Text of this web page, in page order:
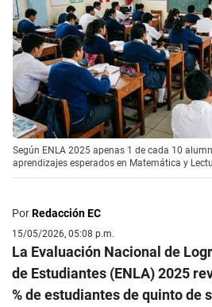
Según ENLA 2025 apenas 1 de cada 10
aprendizajes esperados en Matemática y
PorRedacción EC
15/05/2026, 05:08 p.m.
La Evaluación Nacional de
de Estudiantes (ENLA) 2025
% de estudiantes de quinto de